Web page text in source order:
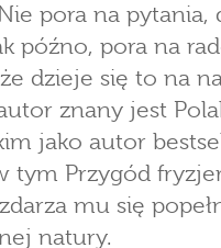
pora na pytania,
późno, pora na
dzieje się to na
znany jest
jako autor
tym Przygód
mu się
natury.